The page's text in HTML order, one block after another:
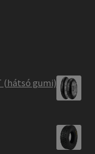
(hátsó gumi)